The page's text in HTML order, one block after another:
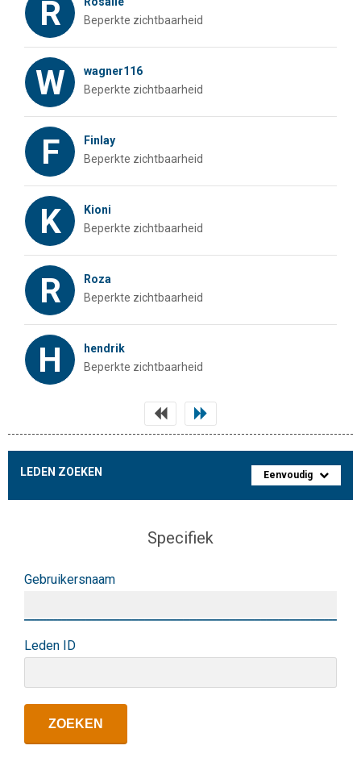
R
Beperkte zichtbaarheid
W
wagner116
Beperkte zichtbaarheid
F
Finlay
Beperkte zichtbaarheid
K
Kioni
Beperkte zichtbaarheid
R
Roza
Beperkte zichtbaarheid
H
hendrik
Beperkte zichtbaarheid
LEDEN ZOEKEN Eenvoudig
Specifiek
Gebruikersnaam
Leden ID